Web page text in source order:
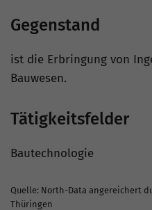
Gegenstand
ist die Erbringung von
Bauwesen.
Tätigkeitsfelder
Bautechnologie
Quelle: North-Data angereichert
Thüringen